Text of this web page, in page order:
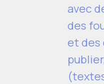
avec
des
et des